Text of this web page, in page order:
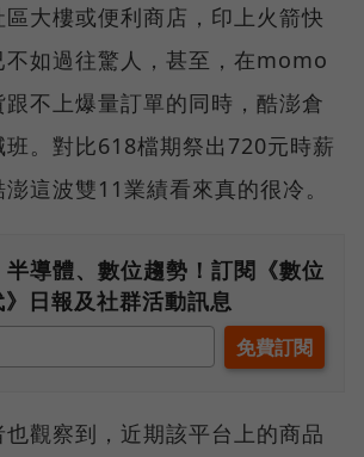
大樓或便利商店，印上火箭快
不如過往驚人，甚至，在momo
不上爆量訂單的同時，酷澎倉
。對比618檔期祭出720元時薪
這波雙11業績看來真的很冷。
導體、數位趨勢！訂閱《數位
》日報及社群活動訊息
觀察到，近期該平台上的商品